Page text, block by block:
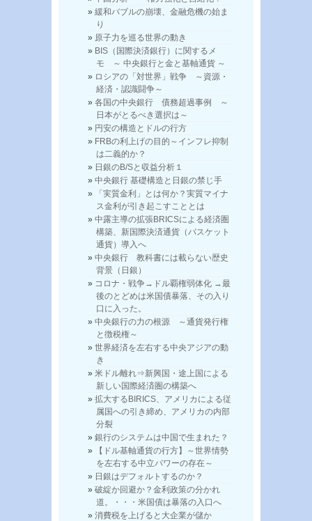
緩和バブルの崩壊、金融危機の始ま
り
原子力を巡る世界の動き
BIS（国際決済銀行）に関するメ
モ ～ 中央銀行と金と基軸通貨 ～
ロシアの「対世界」戦争 ～資源・
経済・認識闘争～
各国の中央銀行 債務超過事例 ～
日本がとるべき選択は～
円安の構造とドルの行方
FRBの利上げの目的～インフレ抑制
は二義的か？
日銀のB/Sと収益分析１
中央銀行 基礎構造と日銀の禁じ手
「実質金利」とは何か？実質マイナ
ス金利が引き起こすこととは
中露主導の拡張BRICSによる経済圏
構築、新国際決済通貨（バスケット
通貨）導入へ
中央銀行 教科書には載らない歴史
背景（日銀）
コロナ・戦争→ドル覇権弱体化 →最
後のとどめは米国債暴落、その入り
口に入った。
中央銀行の力の根源 ～通貨発行権
と徴税権～
世界経済を左右する中央アジアの動
き
米ドル離れ⇒新興国・途上国による
新しい国際経済圏の構築へ
拡大するBIRICS、アメリカによる従
属国への引き締め、アメリカの内部
分裂
銀行のシステムは中国で生まれた？
【ドル基軸通貨の行方】～世界情勢
を左右する中立パワーの存在～
日銀はデフォルトするのか？
破綻か回避か？金利政策の分かれ
道。・・・米国債は暴落の入口へ
消費税を上げると大企業が儲か